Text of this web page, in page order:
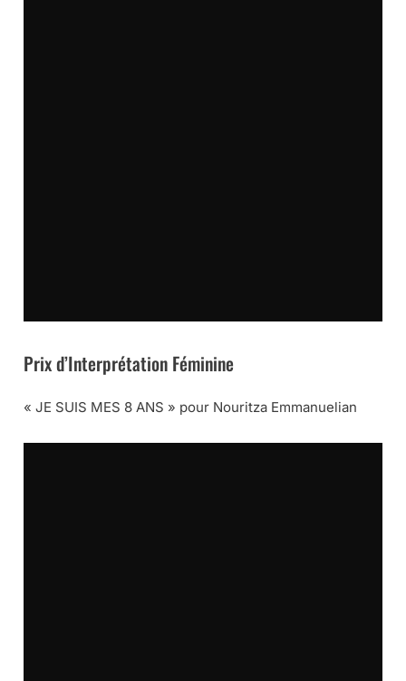
Prix d’Interprétation Féminine
« JE SUIS MES 8 ANS » pour Nouritza Emmanuelian